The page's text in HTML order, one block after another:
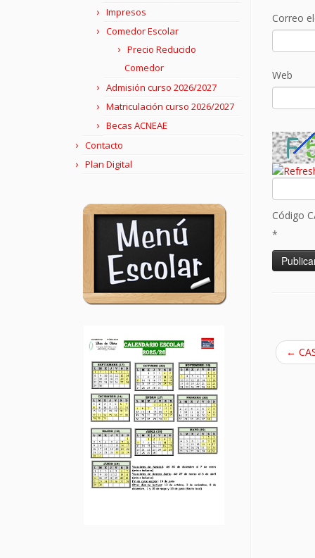
Impresos
Comedor Escolar
Precio Reducido
Comedor
Admisión curso 2026/2027
Matriculación curso 2026/2027
Becas ACNEAE
Contacto
Plan Digital
Correo
Web
Código
*
←